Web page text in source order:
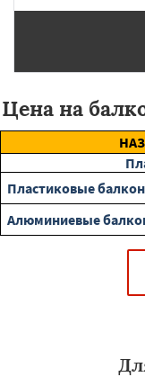
Цена на
Пластиковые
Алюминиевые